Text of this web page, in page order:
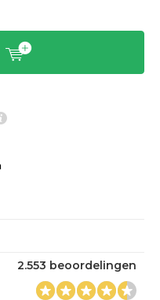
2.553 beoordelingen